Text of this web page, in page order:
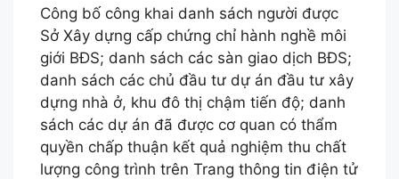
Công bố công khai danh sách người được
Sở Xây dựng cấp chứng chỉ hành nghề môi
giới BĐS; danh sách các sàn giao dịch BĐS;
danh sách các chủ đầu tư dự án đầu tư xây
dựng nhà ở, khu đô thị chậm tiến độ; danh
sách các dự án đã được cơ quan có thẩm
quyền chấp thuận kết quả nghiệm thu chất
lượng công trình trên Trang thông tin điện tử